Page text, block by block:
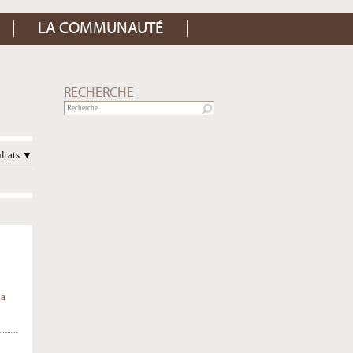
LA COMMUNAUTÉ
RECHERCHE